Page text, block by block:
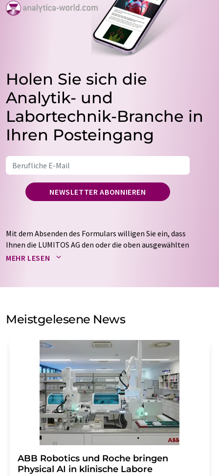
Holen Sie sich die
Analytik- und
Labortechnik-Branche in
Ihren Posteingang
NEWSLETTER ABONNIEREN
Mit dem Absenden des Formulars willigen Sie ein, dass
Ihnen die LUMITOS AG den oder die oben ausgewählten
Newsletter per E-Mail zusendet. Ihre Daten werden
auf Basis unsererDatenschutzerklärung. LUMITOS darf
Meinungsforschung per E-Mail kontaktieren. Ihre
Einwilligung können Sie jederzeit ohne Angabe von
Str. 2, 12489 Berlin oder per E-Mail unter
widerruf@lumitos.commit Wirkung für die Zukunft
widerrufen. Zudem ist in jeder E-Mail ein Link zur
Abbestellung des entsprechenden Newsletters
enthalten.
MEHR LESEN
Meistgelesene News
​​​​​​​ABB Robotics und Roche bringen
Physical AI in klinische Labore